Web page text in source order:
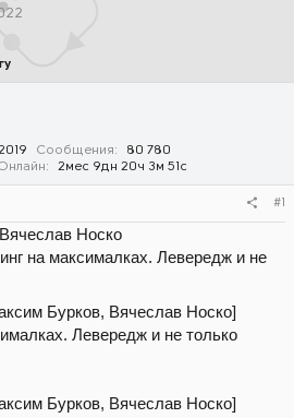
Сообщения
80 780
2мес 9дн 20ч 3м 51с
#1
Носко
на максималках. Левередж и не